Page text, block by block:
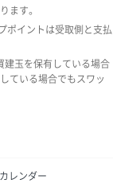
ます。
ポイントは受取側と支払
建玉を保有している場合
ている場合でもスワッ
レンダー